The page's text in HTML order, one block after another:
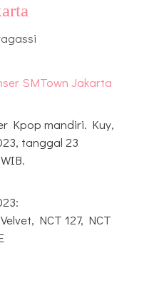
Kpop mandiri. Kuy,
tanggal 23
NCT 127, NCT